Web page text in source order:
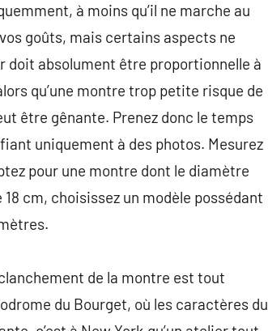
à moins qu’il ne marche au
goûts, mais certains aspects ne
doit absolument être proportionnelle à
qu’une montre trop petite risque de
être gênante. Prenez donc le temps
uniquement à des photos. Mesurez
pour une montre dont le diamètre
cm, choisissez un modèle possédant
de la montre est tout
du Bourget, où les caractères du